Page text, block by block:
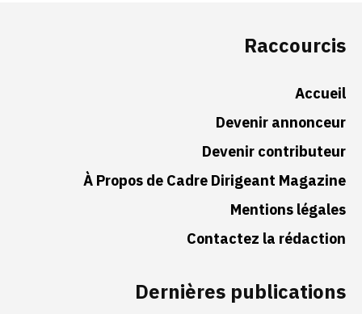
Raccourcis
Accueil
Devenir annonceur
Devenir contributeur
À Propos de Cadre Dirigeant Magazine
Mentions légales
Contactez la rédaction
Dernières publications